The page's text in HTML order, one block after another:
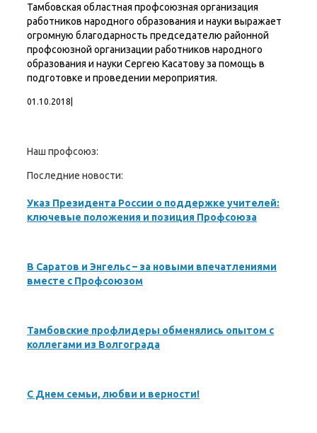
Тамбовская областная профсоюзная организация
работников народного образования и науки выражает
огромную благодарность председателю районной
профсоюзной организации работников народного
образования и науки Сергею Касатову за помощь в
подготовке и проведении мероприятия.
01.10.2018
Наш профсоюз:
Последние новости:
Указ Президента России о поддержке учителей:
ключевые положения и позиция Профсоюза
В Саратов и Энгельс – за новыми впечатлениями
вместе с Профсоюзом
Тамбовские профлидеры обменялись опытом с
коллегами из Волгограда
С Днем семьи, любви и верности!